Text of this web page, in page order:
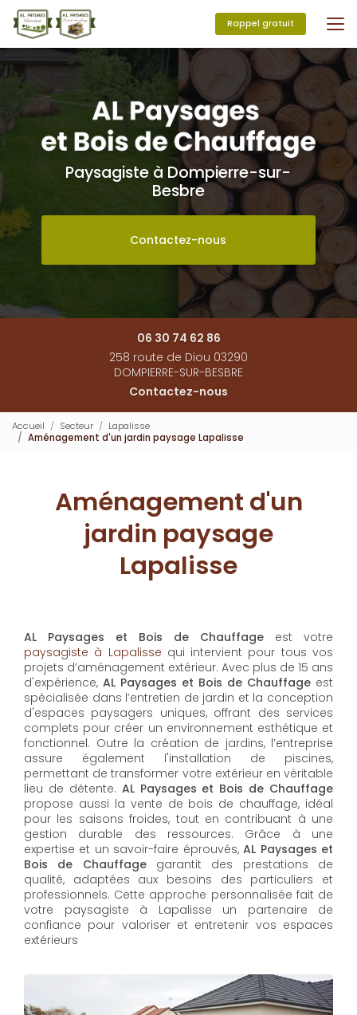
Aller
au
contenu
principal
Rappel gratuit
Paysagiste à Dompierre-sur-
Besbre
Contactez-nous
06 30 74 62 86
258 route de Diou 03290
DOMPIERRE-SUR-BESBRE
Contactez-nous
Accueil Secteur
Lapalisse
Aménagement d'un jardin paysage Lapalisse
Aménagement d'un
jardin paysage
Lapalisse
AL Paysages et Bois de Chauffage est votre
paysagiste à Lapalisse qui intervient pour tous vos
projets d’aménagement extérieur. Avec plus de 15 ans
d'expérience, AL Paysages et Bois de Chauffage est
spécialisée dans l’entretien de jardin et la conception
d'espaces paysagers uniques, offrant des services
complets pour créer un environnement esthétique et
fonctionnel. Outre la création de jardins, l’entreprise
assure également l'installation de piscines,
permettant de transformer votre extérieur en véritable
lieu de détente. AL Paysages et Bois de Chauffage
propose aussi la vente de bois de chauffage, idéal
pour les saisons froides, tout en contribuant à une
gestion durable des ressources. Grâce à une
expertise et un savoir-faire éprouvés,AL Paysages et
Bois de Chauffagegarantit des prestations de
qualité, adaptées aux besoins des particuliers et
professionnels. Cette approche personnalisée fait de
votre paysagiste à Lapalisse un partenaire de
confiance pour valoriser et entretenir vos espaces
extérieurs